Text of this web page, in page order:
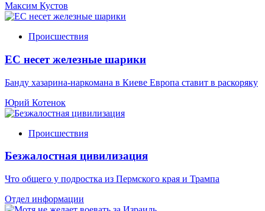
Максим Кустов
Происшествия
ЕС несет железные шарики
Банду хазарина-наркомана в Киеве Европа ставит в раскоряку
Юрий Котенок
Происшествия
Безжалостная цивилизация
Что общего у подростка из Пермского края и Трампа
Отдел информации